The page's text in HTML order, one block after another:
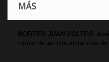
MÁS
ACEITES JUAN VOLTEO :
rumbo de las circunstancias de